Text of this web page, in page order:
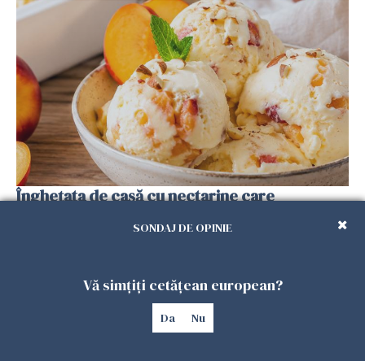
Înghețata de casă cu nectarine care
câteva ingredienteSONDAJ DE OPINIE
Vă simțiți cetățean european?
Da Nu